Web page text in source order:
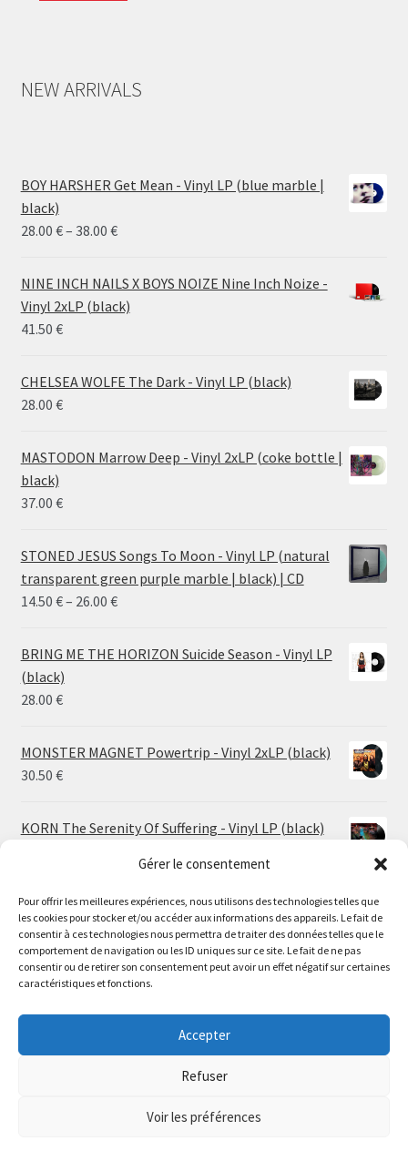
Gérer le consentement
Pour offrir les meilleures expériences, nous utilisons des technologies telles que
les cookies pour stocker et/ou accéder aux informations des appareils. Le fait de
consentir à ces technologies nous permettra de traiter des données telles que le
comportement de navigation ou les ID uniques sur ce site. Le fait de ne pas
consentir ou de retirer son consentement peut avoir un effet négatif sur certaines
caractéristiques et fonctions.
Accepter
Refuser
Voir les préférences
Le magasin de Lyon sera fermé du 30 juillet au 17 août
inclus. Les commandes seront expédiées à partir du 18
The physical record shop will be closed from july 30th to
august 17th included. Online orders will start shipping on
august 18th.
NEW ARRIVALS
BOY HARSHER Get Mean - Vinyl LP (blue marble |
black)
28.00 €– 38.00 €Price
28.00 €
through
NINE INCH NAILS X BOYS NOIZE Nine Inch Noize -
Vinyl 2xLP (black)
41.50 €
CHELSEA WOLFE The Dark - Vinyl LP (black)
28.00 €
MASTODON Marrow Deep - Vinyl 2xLP (coke bottle |
black)
37.00 €
STONED JESUS Songs To Moon - Vinyl LP (natural
transparent green purple marble | black) | CD
14.50 €– 26.00 €Price
14.50 €
BRING ME THE HORIZON Suicide Season - Vinyl LP
(black)
28.00 €
MONSTER MAGNET Powertrip - Vinyl 2xLP (black)
30.50 €
KORN The Serenity Of Suffering - Vinyl LP (black)
HO99O9 Tomorrow We Escape - Vinyl LP (picture
disc)
25.00€
through